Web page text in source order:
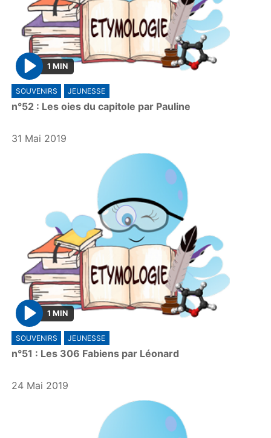
P
l
a
1 MIN
SOUVENIRS JEUNESSE
n°52 : Les oies du capitole par Pauline
31 Mai 2019
P
l
a
1 MIN
SOUVENIRS JEUNESSE
n°51 : Les 306 Fabiens par Léonard
24 Mai 2019